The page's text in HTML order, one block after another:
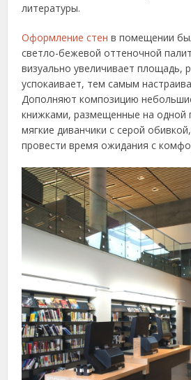
литературы.
Оформление стен в помещении
светло-бежевой оттеночной
визуально увеличивает площадь,
успокаивает, тем самым
Дополняют композицию
книжками, размещенные на одной
мягкие диванчики с серой
провести время ожидания с